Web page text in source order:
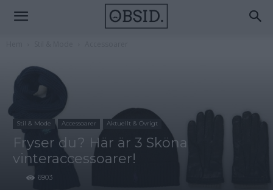
Stil & Mode Accessoarer Aktuellt & Övrigt
Fryser du? Här är 3 Sköna
vinteraccessoarer!
6903